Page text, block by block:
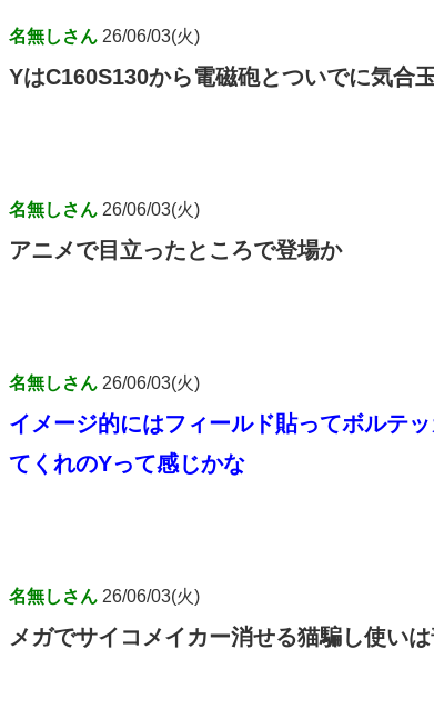
名無しさん 26/06/03(火)
YはC160S130から電磁砲とついでに気合
名無しさん 26/06/03(火)
アニメで目立ったところで登場か
名無しさん 26/06/03(火)
イメージ的にはフィールド貼ってボルテ
てくれのYって感じかな
名無しさん 26/06/03(火)
メガでサイコメイカー消せる猫騙し使い